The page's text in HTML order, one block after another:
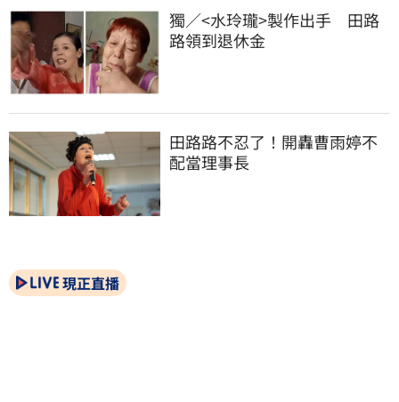
獨／<水玲瓏>製作出手　田路
路領到退休金
田路路不忍了！開轟曹雨婷不
配當理事長
現正直播